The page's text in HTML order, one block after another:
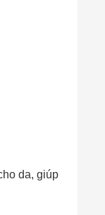
da, giúp